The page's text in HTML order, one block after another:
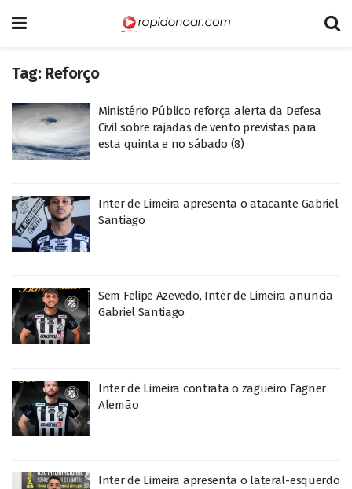
Tag: Reforço
Ministério Público reforça alerta da Defesa
Civil sobre rajadas de vento previstas para
esta quinta e no sábado (8)
Inter de Limeira apresenta o atacante Gabriel
Santiago
Sem Felipe Azevedo, Inter de Limeira anuncia
Gabriel Santiago
Inter de Limeira contrata o zagueiro Fagner
Alemão
Inter de Limeira apresenta o lateral-esquerdo